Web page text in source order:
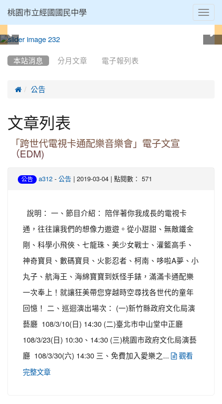
桃園市立經國國民中學
本站消息 分月文章 電子報列表
 公告
文章列表
「跨世代電視卡通配樂音樂會」電子文宣
（EDM)
公告 a312 - 公告 | 2019-03-04 | 點閱數： 571
說明： 一、節目介紹： 陪伴著你我成長的電視卡
通，往往讓我們的想像力遨遊。從小甜甜、無敵鐵金
剛、科學小飛俠、七龍珠、美少女戰士、灌籃高手、
神奇寶貝、數碼寶貝、火影忍者、柯南、哆啦A夢、小
丸子、航海王、海綿寶寶到妖怪手錶，滿滿卡通配樂
一次奉上！就讓狂美帶您穿越時空尋找各世代的童年
回憶！ 二、巡迴演出場次： (一)新竹縣政府文化局演
藝廳 108/3/10(日) 14:30 (二)臺北市中山堂中正廳
108/3/23(日) 10:30、14:30 (三)桃園市政府文化局演藝
廳 108/3/30(六) 14:30 三、免費加入愛樂之...
觀看
完整文章